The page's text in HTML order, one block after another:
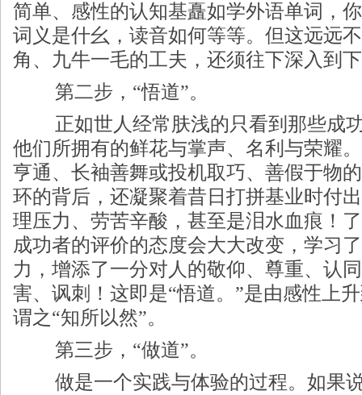
简单、感性的认知基矗如学外语单词，
词义是什幺，读音如何等等。但这远远
角、九牛一毛的工夫，还须往下深入到
第二步，“悟道”。
正如世人经常肤浅的只看到那些成
他们所拥有的鲜花与掌声、名利与荣耀
亨通、长袖善舞或投机取巧、善假于物
环的背后，还凝聚着昔日打拼基业时付
理压力、劳苦辛酸，甚至是泪水血痕！
成功者的评价的态度会大大改变，学习
力，增添了一分对人的敬仰、尊重、认
害、讽刺！这即是“悟道。”是由感性上
谓之“知所以然”。
第三步，“做道”。
做是一个实践与体验的过程。如果